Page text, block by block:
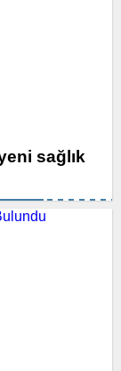
sağlık